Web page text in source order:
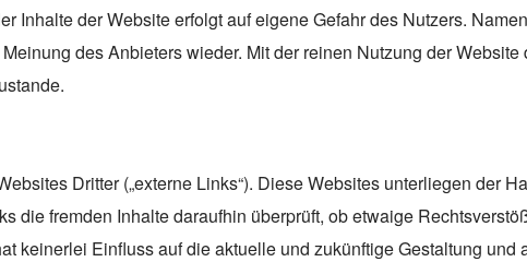
Inhalte der Website erfolgt auf eigene Gefahr des Nutzers.
des Anbieters wieder. Mit der reinen Nutzung der
Dritter („externe Links“). Diese Websites unterliegen der
die fremden Inhalte daraufhin überprüft, ob etwaige
keinerlei Einfluss auf die aktuelle und zukünftige Gestaltung